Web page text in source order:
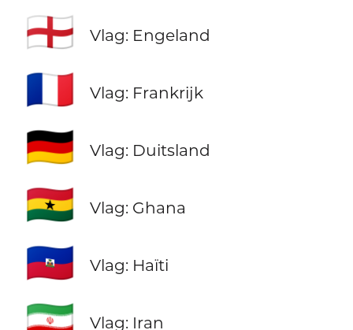
🏴󠁧󠁢󠁥󠁮󠁧󠁿 Vlag: Engeland
🇫🇷 Vlag: Frankrijk
🇩🇪 Vlag: Duitsland
🇬🇭 Vlag: Ghana
🇭🇹 Vlag: Haïti
🇮🇷 Vlag: Iran